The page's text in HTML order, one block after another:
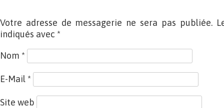
Votre adresse de messagerie ne sera pas publiée.
indiqués avec *
Nom *
E-Mail *
Site web